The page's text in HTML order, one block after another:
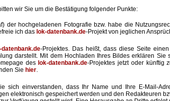
wir Sie um die Bestätigung folgender Punkte:
der hochgeladenen Fotografie bzw. habe die
ich das lok-datenbank.de-Projekt von jeglichen
datenbank.de-Projektes. Das heißt, dass diese Seite
darstellt. Mit dem Hochladen Ihres Bildes erklären Sie
des lok-datenbank.de-Projektes jetzt oder künftig
Sie hier.
sich einverstanden, dass Ihr Name und Ihre E-Mail-
elektronisch gespeichert werden und den Redakteuren